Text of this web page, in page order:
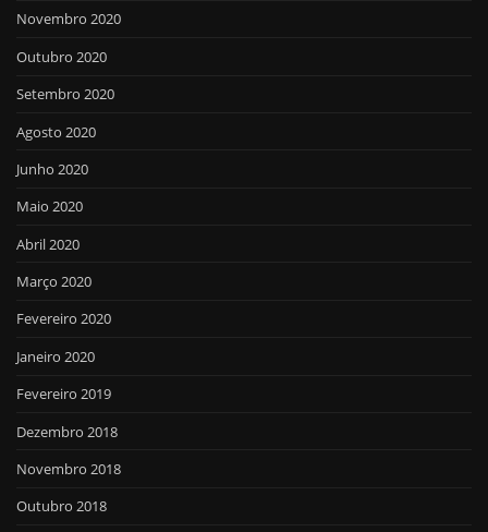
Novembro 2020
Outubro 2020
Setembro 2020
Agosto 2020
Junho 2020
Maio 2020
Abril 2020
Março 2020
Fevereiro 2020
Janeiro 2020
Fevereiro 2019
Dezembro 2018
Novembro 2018
Outubro 2018